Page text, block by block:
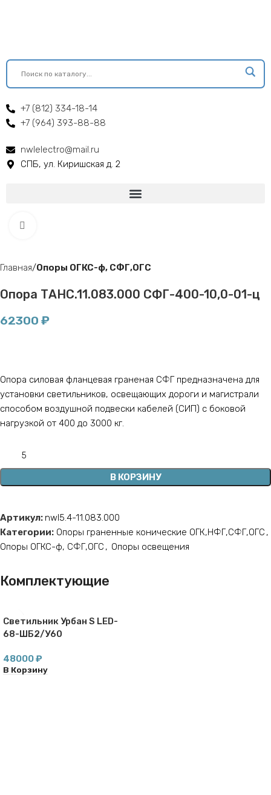
+7 (812) 334-18-14
+7 (964) 393-88-88
nwlelectro@mail.ru
СПБ, ул. Киришская д. 2
Главная Опоры ОГКС-ф, СФГ,ОГС
Опора ТАНС.11.083.000 СФГ-400-10,0-01-ц
62300 ₽
Опора силовая фланцевая граненая СФГ предназначена для
установки светильников, освещающих дороги и магистрали
способом воздушной подвески кабелей (СИП) с боковой
нагрузкой от 400 до 3000 кг.
В КОРЗИНУ
Артикул: nwl5.4-11.083.000
Категории: Опоры граненные конические ОГК,НФГ,СФГ,ОГС ,
Опоры ОГКС-ф, СФГ,ОГС , Опоры освещения
Комплектующие
Светильник Урбан S LED-
68-ШБ2/У60
48000₽
В Корзину